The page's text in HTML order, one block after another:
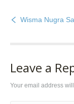
Wisma Nugra
Leave a
Your email address